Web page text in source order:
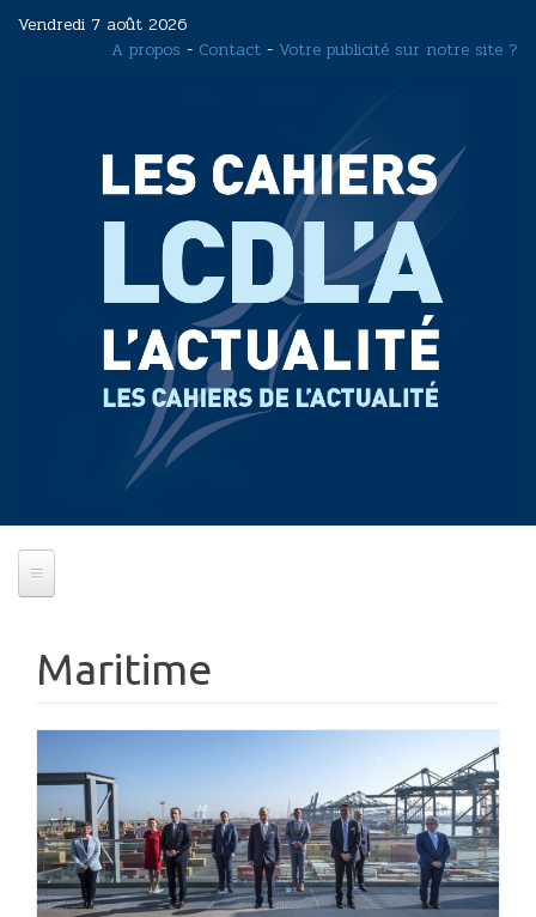
Vendredi 7 août 2026
A propos - Contact - Votre publicité sur notre site ?
Maritime